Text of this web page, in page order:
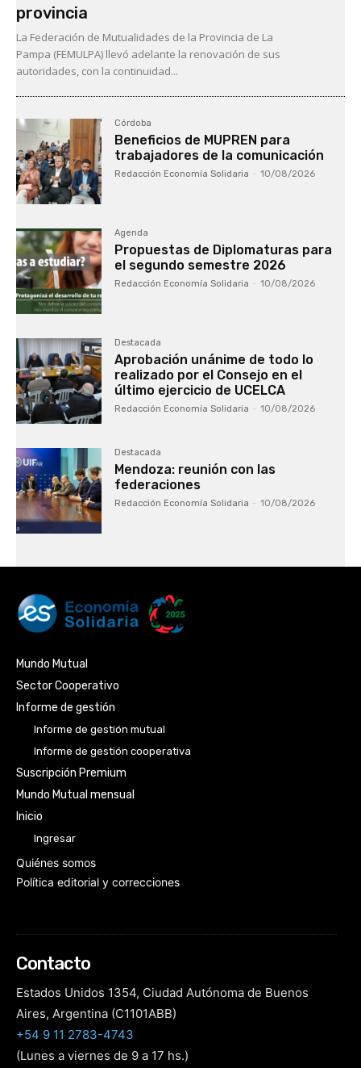
provincia
La Federación de Mutualidades de la Provincia de La
Pampa (FEMULPA) llevó adelante la renovación de sus
autoridades, con la continuidad...
Córdoba
Beneficios de MUPREN para
trabajadores de la comunicación
Redacción Economía Solidaria - 10/08/2026
Agenda
Propuestas de Diplomaturas para
el segundo semestre 2026
Redacción Economía Solidaria - 10/08/2026
Destacada
Aprobación unánime de todo lo
realizado por el Consejo en el
último ejercicio de UCELCA
Redacción Economía Solidaria - 10/08/2026
Destacada
Mendoza: reunión con las
federaciones
Redacción Economía Solidaria - 10/08/2026
Mundo Mutual
Sector Cooperativo
Informe de gestión
Informe de gestión mutual
Informe de gestión cooperativa
Suscripción Premium
Mundo Mutual mensual
Inicio
Ingresar
Quiénes somos
Política editorial y correcciones
Contacto
Estados Unidos 1354, Ciudad Autónoma de Buenos
Aires, Argentina (C1101ABB)
+54 9 11 2783-4743
(Lunes a viernes de 9 a 17 hs.)